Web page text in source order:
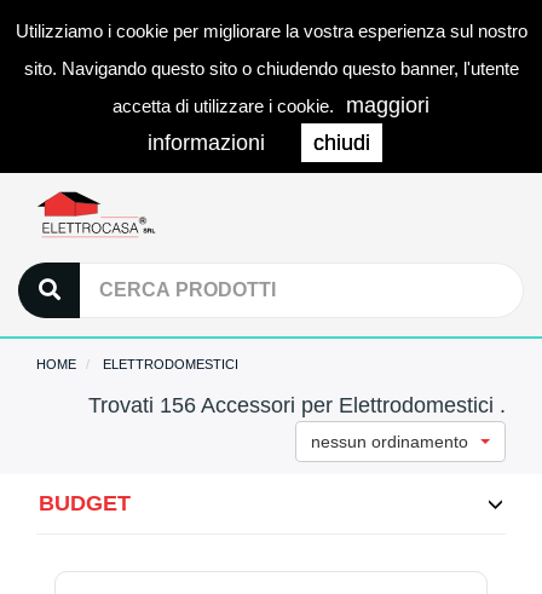
Utilizziamo i cookie per migliorare la vostra esperienza sul nostro
sito. Navigando questo sito o chiudendo questo banner, l'utente
accetta di utilizzare i cookie.
maggiori
informazioni
chiudi
0
HOME ELETTRODOMESTICI
Trovati 156 Accessori per Elettrodomestici .
nessun ordinamento
BUDGET